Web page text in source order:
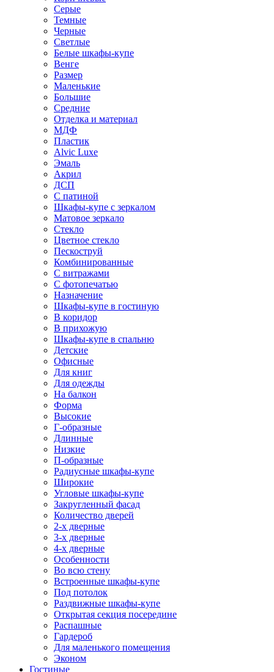
Серые
Темные
Черные
Светлые
Белые шкафы-купе
Венге
Размер
Маленькие
Большие
Средние
Отделка и материал
МДФ
Пластик
Alvic Luxe
Эмаль
Акрил
ДСП
С патиной
Шкафы-купе с зеркалом
Матовое зеркало
Стекло
Цветное стекло
Пескоструй
Комбинированные
С витражами
С фотопечатью
Назначение
Шкафы-купе в гостиную
В коридор
В прихожую
Шкафы-купе в спальню
Детские
Офисные
Для книг
Для одежды
На балкон
Форма
Высокие
Г-образные
Длинные
Низкие
П-образные
Радиусные шкафы-купе
Широкие
Угловые шкафы-купе
Закругленный фасад
Количество дверей
2-х дверные
3-х дверные
4-х дверные
Особенности
Во всю стену
Встроенные шкафы-купе
Под потолок
Раздвижные шкафы-купе
Открытая секция посередине
Распашные
Гардероб
Для маленького помещения
Эконом
Гостиные